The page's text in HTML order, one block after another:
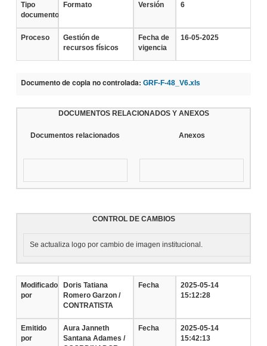
Tipo
documento
Formato Versión 6
Proceso
Gestión de
recursos físicos
Fecha de
vigencia
16-05-2025
Documento de copia no controlada: GRF-F-48_V6.xls
DOCUMENTOS RELACIONADOS Y ANEXOS
Documentos relacionados Anexos
CONTROL DE CAMBIOS
Se actualiza logo por cambio de imagen institucional.
Modificado
por
Doris Tatiana
Romero Garzon /
CONTRATISTA
Fecha
2025-05-14
15:12:28
Emitido
por
Aura Janneth
Santana Adames /
Fecha
2025-05-14
15:42:13